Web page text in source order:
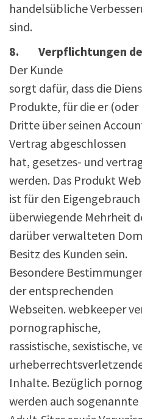
handelsübliche
sind.
8. Verpflichtungen
Der Kunde
sorgt dafür, dass die
Produkte, für die er (oder
Dritte über seinen
Vertrag abgeschlossen
hat, gesetzes- und
werden. Das Produkt
ist für den
überwiegende Mehrheit
darüber verwalteten
Besitz des Kunden sein.
Besondere
der entsprechenden
Webseiten. webkeeper
pornographische,
rassistische, sexistische,
Inhalte. Bezüglich
werden auch sogenannte